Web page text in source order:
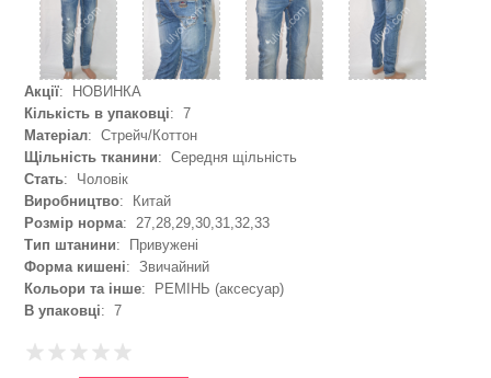
Акції: НОВИНКА
Кількість в упаковці: 7
Матеріал: Стрейч/Коттон
Щільність тканини: Середня щільність
Стать: Чоловік
Виробництво: Китай
Розмір норма: 27,28,29,30,31,32,33
Тип штанини: Привужені
Форма кишені: Звичайний
Кольори та інше: РЕМІНЬ (аксесуар)
В упаковці: 7